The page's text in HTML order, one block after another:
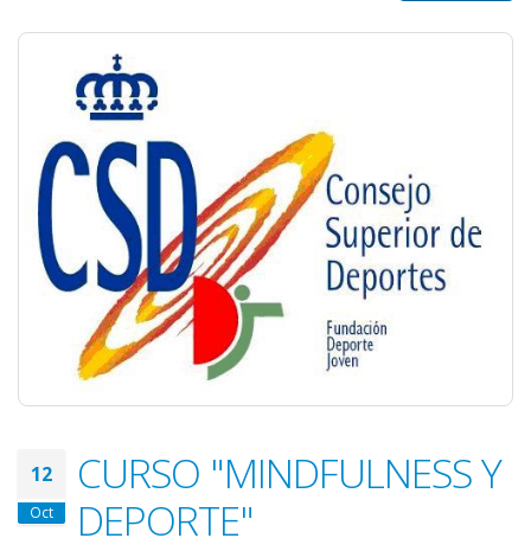
12
Oct
CURSO "MINDFULNESS Y
DEPORTE"